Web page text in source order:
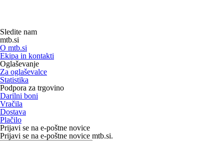
Sledite nam
mtb.si
O mtb.si
Ekipa in kontakti
Oglaševanje
Za oglaševalce
Statistika
Podpora za trgovino
Darilni boni
Vračila
Dostava
Plačilo
Prijavi se na e-poštne novice
Prijavi se na e-poštne novice mtb.si.